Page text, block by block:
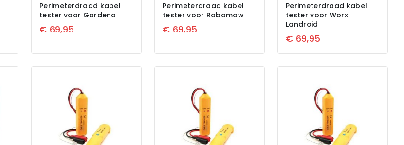
Perimeterdraad kabel
tester voor Gardena
€ 69,95
Perimeterdraad kabel
tester voor Robomow
€ 69,95
Perimeterdraad kabel
tester voor Worx
Landroid
€ 69,95